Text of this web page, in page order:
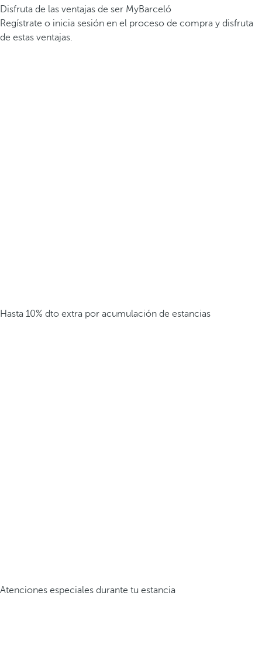
Disfruta de las ventajas de ser MyBarceló
Regístrate o inicia sesión en el proceso de compra y disfruta
de estas ventajas.
Hasta 10% dto extra por acumulación de estancias
Atenciones especiales durante tu estancia